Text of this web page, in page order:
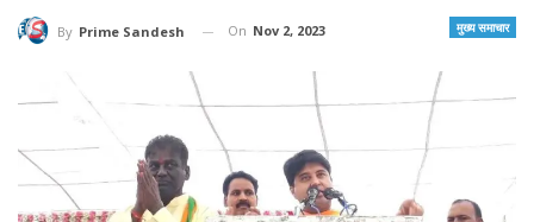
मुख्य समाचार
By Prime Sandesh On Nov 2, 2023